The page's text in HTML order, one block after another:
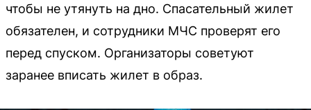
чтобы не утянуть на дно. Спасательный жилет
обязателен, и сотрудники МЧС проверят его
перед спуском. Организаторы советуют
заранее вписать жилет в образ.